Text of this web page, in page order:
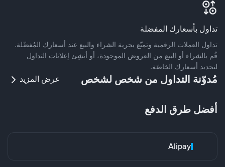
تداول بأسعارك المفضلة
تداول العملات الرقمية وتمتّع بحرية الشراء والبيع عند أسعارك المُفضّلة.
قُم بالشراء أو البيع من العروض الموجودة، أو أنشِئ إعلانات التداول
لتحديد أسعارك الخاصّة.
مُدوّنة التداول من شخص لشخص عرض المزيد
أفضل طرق الدفع
Alipay